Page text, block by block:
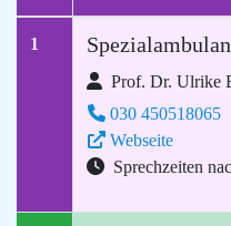
1
Prof. Dr. Ulrike
030 450518065
Webseite
Sprechzeiten